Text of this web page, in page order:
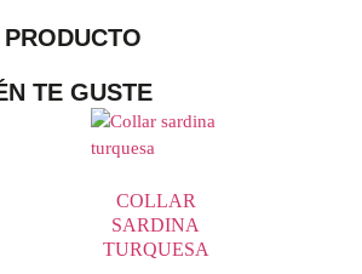
TE GUSTE
COLLAR
SARDINA
TURQUESA